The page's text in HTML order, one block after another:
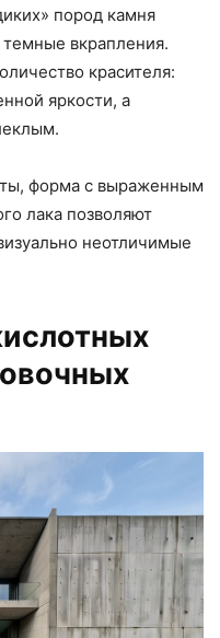
пород камня
вкрапления.
красителя:
яркости, а
форма с выраженным
лака позволяют
неотличимые